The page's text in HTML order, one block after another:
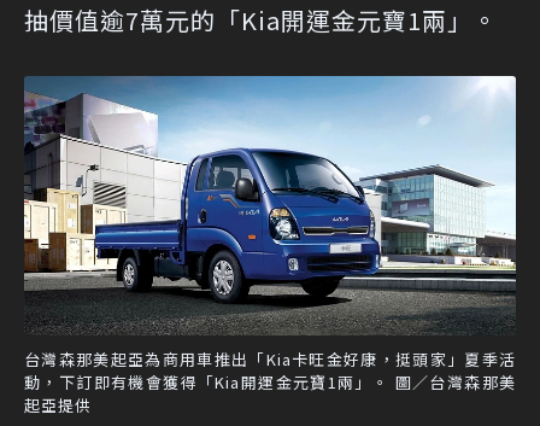
抽價值逾7萬元的「Kia開運金元寶1兩」。
台灣森那美起亞為商用車推出「Kia卡旺金好康，挺頭家」夏季活
動，下訂即有機會獲得「Kia開運金元寶1兩」。 圖／台灣森那美
起亞提供